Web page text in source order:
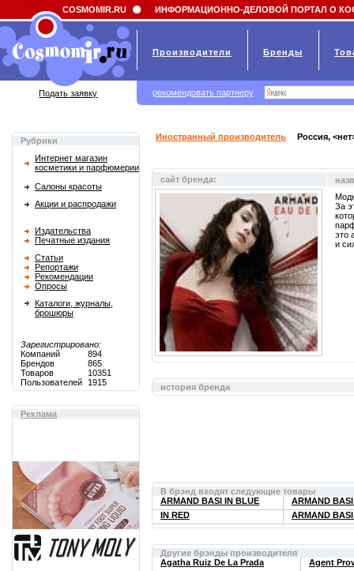
Field 'news_title' doesn't have a default value
Рубрики
Интернет магазин
косметики и парфюмерии
Салоны красоты
Акции и распродажи
Издательства
Печатные издания
Статьи
Репортажи
Рекомендации
Опросы
Каталоги, журналы,
брошюры
Зарегистрировано:
Компаний
894
Брендов
865
Товаров
10351
Пользователей
1915
Реклама
Иностранный производитель Россия,
сайт бренда:
За
это
и
история бренда
В брэнд входят следующие товары
ARMAND BASI IN BLUE
ARMAND
IN RED
ARMAND
Другие брэнды производителя
Agatha Ruiz De La Prada
Agent
COSMOMIR.RU ИНФОРМАЦИОННО-ДЕЛОВОЙ ПОРТАЛ О
Производители Бренды
Подать заявку рекомендовать партнеру